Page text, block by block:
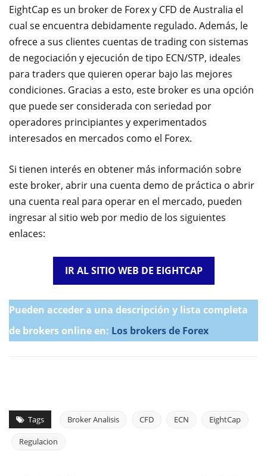
EightCap es un broker de Forex y CFD de Australia el
cual se encuentra debidamente regulado. Además, le
ofrece a sus clientes cuentas de trading con sistemas
de negociación y ejecución de tipo ECN/STP, ideales
para traders que quieren operar bajo las mejores
condiciones. Gracias a esto, este broker es una opción
que puede ser considerada con seriedad por
operadores principiantes y experimentados
interesados en mercados como el Forex.
Si tienen interés en obtener más información sobre
este broker, abrir una cuenta demo de práctica o abrir
una cuenta real para operar en el mercado, pueden
ingresar al sitio web por medio de los siguientes
enlaces:
IR AL SITIO WEB DE EIGHTCAP
Pueden acceder a una descripción y lista completa
de brokers online en: Los brokers de Forex
Tags Broker Analisis CFD ECN EightCap
Regulacion